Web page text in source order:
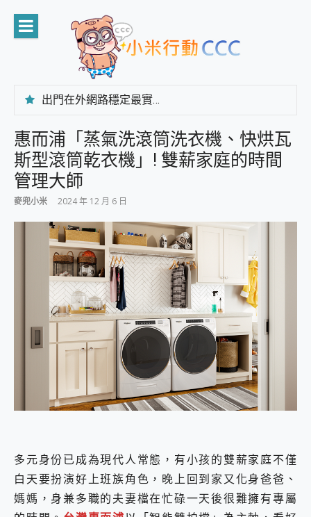
content
出門在外網路穩定最實在 「台灣大哥大」榮獲 4G/5G 在線率全球 NO.3 全台第一與全台六冠王實測心得，走到哪順到哪！
CP 值天花板~ Bongcom BS5 足球君開箱~ 短焦投影機 3千元就能擁有！ 折扣碼在這～
專為 PC上的 XBOX和掌機設計的 FireCuda X1070 SSD 固態硬碟開箱 評測
台灣製攝影機在這裡，100%全無線設計 SpotCam Solo Eco 太陽能防水雲端攝影機 SpotCam Solo 3 2.5K高畫質戶外攝影機 開箱 評測
AI 支付 一錶搞定大小事 Xiaomi Watch 5 開箱 評測
超驚艷 讓人一眼就愛上 LENOVO 聯想 Yoga Book 9 14吋 AI輕薄筆電 開箱 評測
美到讓人超想擁有 moto pad 60 系列 與 Moto | Swarovski razr 60 冰藍限定版本 開箱 評測
好用的 EaseUS Partition Master 讓您輕鬆的移除與格式化有防寫保護的隨身碟或SD卡
一鍵修復模糊影片、舊照的 AI 好幫手! VideoProc Converter AI 新版全解析 × 年末優惠，一篇全看懂
小朋友才做選擇 投影機 RGB藍牙音響 氛圍情境燈 我通通都要！ Starfish 2 幻彩膠囊投影機｜結合「 智慧投影 & 煥彩流動 」的沈浸式生活新體驗
外型超吸晴~ 給您絕佳操控體驗 GravaStar Mercury K1 系列 異星機械鍵盤與 Mercury X 系列 輕量無線電競滑鼠 開箱 評測
開箱~變身「蜘蛛人」椅子軍師！MSI MPG 491CQP QD-OLED 超寬曲面電競螢幕，多工辦公、爽度滿滿的終極桌面體驗
小巧好吸不擋鏡頭 有Qi2認證的 ONPRO MagReact MXs2 5000mAh薄型磁吸無線急速行動電源 開箱 評測
會走動的冷暖氣 SONY REON POCKET PRO 穿戴式智慧冷暖調溫裝置 開箱 評測
寶可夢飛人外掛iToolab AnyGo全新升級，GO Fest 五折優惠嗨翻天！支援 iOS/Android！
COMPUTEX 2025 來囉！AGI亞奇雷 AI・Gaming・創作儲存方案登場，趕快來AGI亞奇雷挑戰任務抽 PS5！
自帶線的 有線無線都能充 ONPRO MagReact M5 10000mAh 5合1 磁吸無線急速行動電源 開箱 評測
飛利浦 JS7310 ⚡【電急便｜行動儲能救車電源】 可靠的旅行夥伴！帶給您優異的安全性與強大供電效能
是螢幕也是電視! 一機超多用途「MSI微星 Modern MD272UPSW 27型」 4K IPS 輕薄商用智慧聯網螢幕 開箱 評測
您的專屬AI 助手 Yoga Slim 7 Aura Edition 觸控AI筆電 開箱 評測
惠而浦「蒸氣洗滾筒洗衣機、快烘瓦
斯型滾筒乾衣機」! 雙薪家庭的時間
管理大師
麥兜小米 2024 年 12 月 6 日
多元身份已成為現代人常態，有小孩的雙薪家庭不僅
白天要扮演好上班族角色，晚上回到家又化身爸爸、
媽媽，身兼多職的夫妻檔在忙碌一天後很難擁有專屬